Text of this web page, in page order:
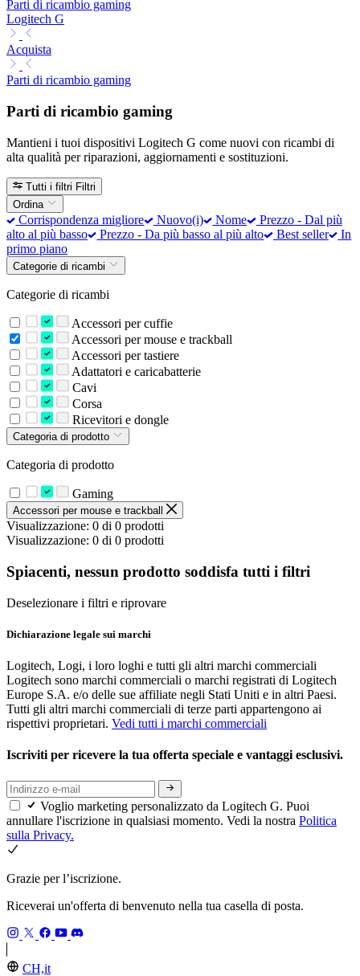
Parti di ricambio gaming
Logitech G
Acquista
Parti di ricambio gaming
Parti di ricambio gaming
Mantieni i tuoi dispositivi Logitech G come nuovi con ricambi di
alta qualità per riparazioni, aggiornamenti e sostituzioni.
Tutti i filtri Filtri
Ordina
Corrispondenza migliore Nuovo(i) Nome
Prezzo - Dal più
alto al più basso
Prezzo - Da più basso al più alto Best seller
In
primo piano
Categorie di ricambi
Categorie di ricambi
Accessori per cuffie
Accessori per mouse e trackball
Accessori per tastiere
Adattatori e caricabatterie
Cavi
Corsa
Ricevitori e dongle
Categoria di prodotto
Categoria di prodotto
Gaming
Accessori per mouse e trackball
Visualizzazione: 0 di 0 prodotti
Visualizzazione: 0 di 0 prodotti
Spiacenti, nessun prodotto soddisfa tutti i filtri
Deselezionare i filtri e riprovare
Dichiarazione legale sui marchi
Logitech, Logi, i loro loghi e tutti gli altri marchi commerciali
Logitech sono marchi commerciali o marchi registrati di Logitech
Europe S.A. e/o delle sue affiliate negli Stati Uniti e in altri Paesi.
Tutti gli altri marchi commerciali di terze parti appartengono ai
rispettivi proprietari. Vedi tutti i marchi commerciali
Iscriviti per ricevere la tua offerta speciale e vantaggi esclusivi.
Voglio marketing personalizzato da Logitech G. Puoi
annullare l'iscrizione in qualsiasi momento. Vedi la nostra Politica
sulla Privacy.
Grazie per l’iscrizione.
Riceverai un'offerta di benvenuto nella tua casella di posta.
CH,it